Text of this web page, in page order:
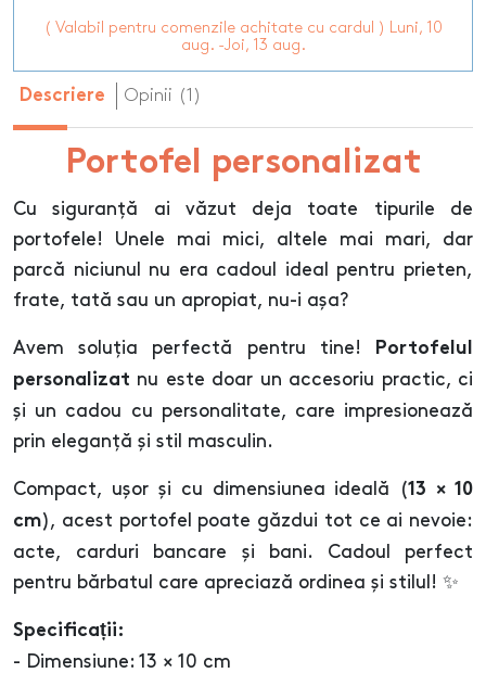
( Valabil pentru comenzile achitate cu cardul ) Luni, 10
aug. -Joi, 13 aug.
Descriere Opinii (1)
Portofel personalizat
Cu siguranță ai văzut deja toate tipurile de
portofele! Unele mai mici, altele mai mari, dar
parcă niciunul nu era cadoul ideal pentru prieten,
frate, tată sau un apropiat, nu-i așa?
Avem soluția perfectă pentru tine!
Portofelul
personalizat nu este doar un accesoriu practic, ci
și un cadou cu personalitate, care impresionează
prin eleganță și stil masculin.
Compact, ușor și cu dimensiunea ideală (13 × 10
cm), acest portofel poate găzdui tot ce ai nevoie:
acte, carduri bancare și bani. Cadoul perfect
pentru bărbatul care apreciază ordinea și stilul! ✨
Specificații:
- Dimensiune: 13 × 10 cm